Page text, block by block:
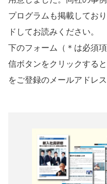
プログラムも掲載してお
ドしてお読みください。
下のフォーム（＊は必須
信ボタンをクリックする
をご登録のメールアドレ